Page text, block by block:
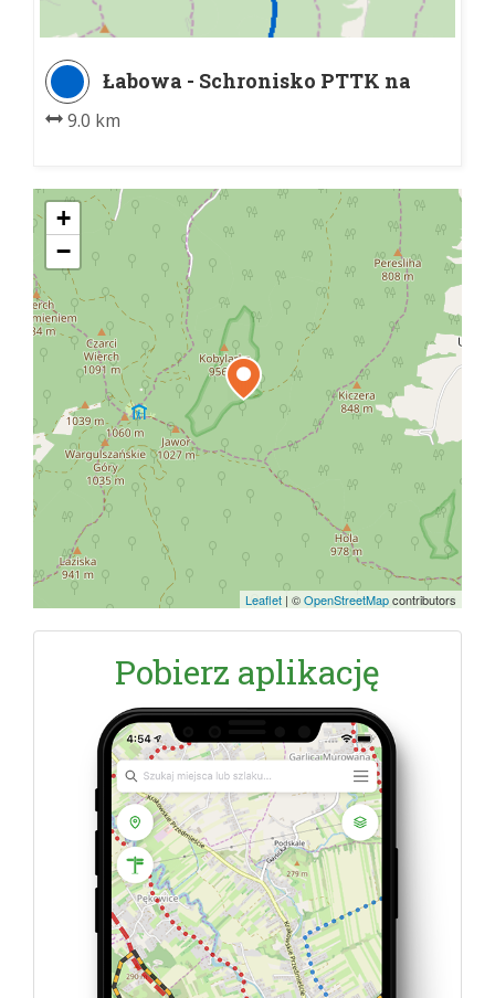
Łabowa - Schronisko PTTK na
9.0 km
+
−
Leaflet | ©OpenStreetMapcontributors
Pobierz aplikację